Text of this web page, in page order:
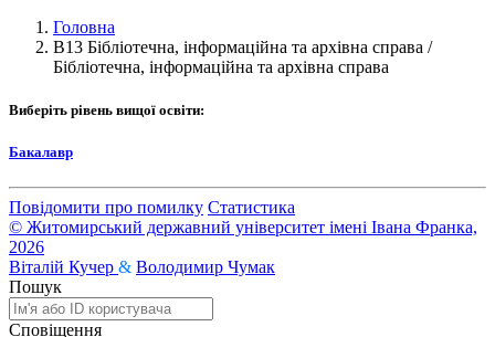
Головна
B13 Бібліотечна, інформаційна та архівна справа /
Бібліотечна, інформаційна та архівна справа
Виберіть рівень вищої освіти:
Бакалавр
Повідомити про помилку Статистика
© Житомирський державний університет імені Івана Франка,
2026
Віталій Кучер & Володимир Чумак
Пошук
Сповіщення